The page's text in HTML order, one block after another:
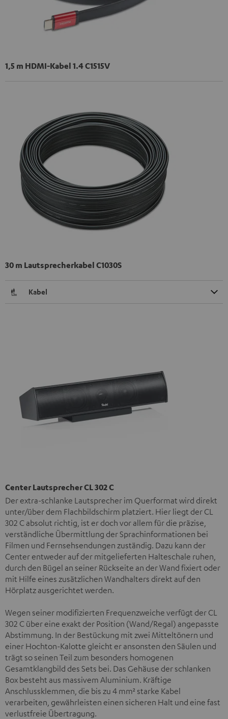
1,5 m HDMI-Kabel 1.4 C1515V
30 m Lautsprecherkabel C1030S
Kabel
Center Lautsprecher CL 302 C
Der extra-schlanke Lautsprecher im Querformat wird direkt
unter/über dem Flachbildschirm platziert. Hier liegt der CL
302 C absolut richtig, ist er doch vor allem für die präzise,
verständliche Übermittlung der Sprachinformationen bei
Filmen und Fernsehsendungen zuständig. Dazu kann der
Center entweder auf der mitgelieferten Halteschale ruhen,
durch den Bügel an seiner Rückseite an der Wand fixiert oder
mit Hilfe eines zusätzlichen Wandhalters direkt auf den
Hörplatz ausgerichtet werden.
Wegen seiner modifizierten Frequenzweiche verfügt der CL
302 C über eine exakt der Position (Wand/Regal) angepasste
Abstimmung. In der Bestückung mit zwei Mitteltönern und
einer Hochton-Kalotte gleicht er ansonsten den Säulen und
trägt so seinen Teil zum besonders homogenen
Gesamtklangbild des Sets bei. Das Gehäuse der schlanken
Box besteht aus massivem Aluminium. Kräftige
Anschlussklemmen, die bis zu 4 mm² starke Kabel
verarbeiten, gewährleisten einen sicheren Halt und eine fast
verlustfreie Übertragung.